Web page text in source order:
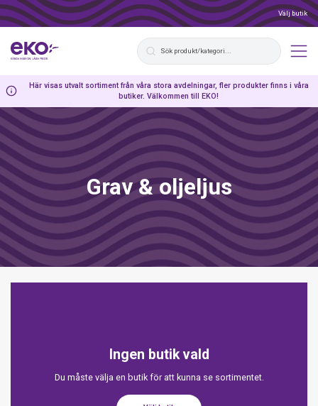
Välj butik
Här visas utvalt sortiment från våra stora avdelningar, fler produkter finns i våra
butiker. Välkommen till EKO!
Grav & oljeljus
Ingen butik vald
Du måste välja en butik för att kunna se sortimentet.